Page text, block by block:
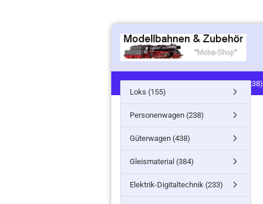
LOKS (155) PERSONENWAGEN (238)
Loks (155)
Personenwagen (238)
Güterwagen (438)
Gleismaterial (384)
Elektrik-Digitaltechnik (233)